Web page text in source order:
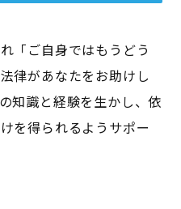
「ご自身ではもうどう
律があなたをお助けし
知識と経験を生かし、依
を得られるようサポー